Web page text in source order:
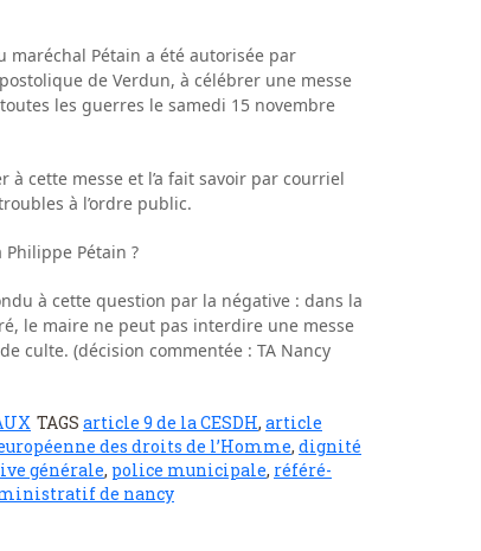
maréchal Pétain a été autorisée par
de Verdun, à célébrer une messe
les guerres le samedi 15 novembre
à cette messe et l’a fait savoir par courriel
à l’ordre public.
Pétain ?
à cette question par la négative : dans la
le maire ne peut pas interdire une messe
culte. (décision commentée : TA Nancy
TAGS article 9 de la CESDH, article
des droits de l’Homme, dignité
générale, police municipale, référé-
de nancy